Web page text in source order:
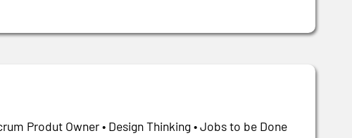
Produt Owner • Design Thinking • Jobs to be Done